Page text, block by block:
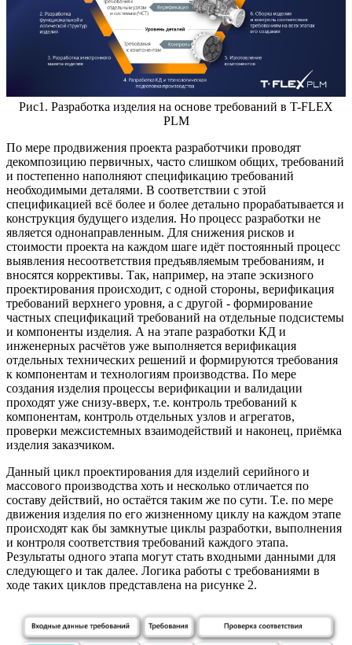
Рис1. Разработка изделия на основе требований в T-FLEX
PLM
По мере продвижения проекта разработчики проводят
декомпозицию первичных, часто слишком общих, требований
и постепенно наполняют спецификацию требований
необходимыми деталями. В соответствии с этой
спецификацией всё более и более детально прорабатывается и
конструкция будущего изделия. Но процесс разработки не
является однонаправленным. Для снижения рисков и
стоимости проекта на каждом шаге идёт постоянный процесс
выявления несоответствия предъявляемым требованиям, и
вносятся коррективы. Так, например, на этапе эскизного
проектирования происходит, с одной стороны, верификация
требований верхнего уровня, а с другой - формирование
частных спецификаций требований на отдельные подсистемы
и компоненты изделия. А на этапе разработки КД и
инженерных расчётов уже выполняется верификация
отдельных технических решений и формируются требования
к компонентам и технологиям производства. По мере
создания изделия процессы верификации и валидации
проходят уже снизу-вверх, т.е. контроль требований к
компонентам, контроль отдельных узлов и агрегатов,
проверки межсистемных взаимодействий и наконец, приёмка
изделия заказчиком.
Данный цикл проектирования для изделий серийного и
массового производства хоть и несколько отличается по
составу действий, но остаётся таким же по сути. Т.е. по мере
движения изделия по его жизненному циклу на каждом этапе
происходят как бы замкнутые циклы разработки, выполнения
и контроля соответствия требований каждого этапа.
Результаты одного этапа могут стать входными данными для
следующего и так далее. Логика работы с требованиями в
ходе таких циклов представлена на рисунке 2.